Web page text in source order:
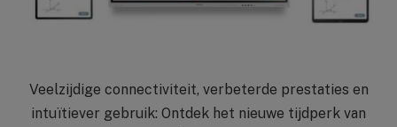
Veelzijdige connectiviteit, verbeterde prestaties en
intuïtiever gebruik: Ontdek het nieuwe tijdperk van